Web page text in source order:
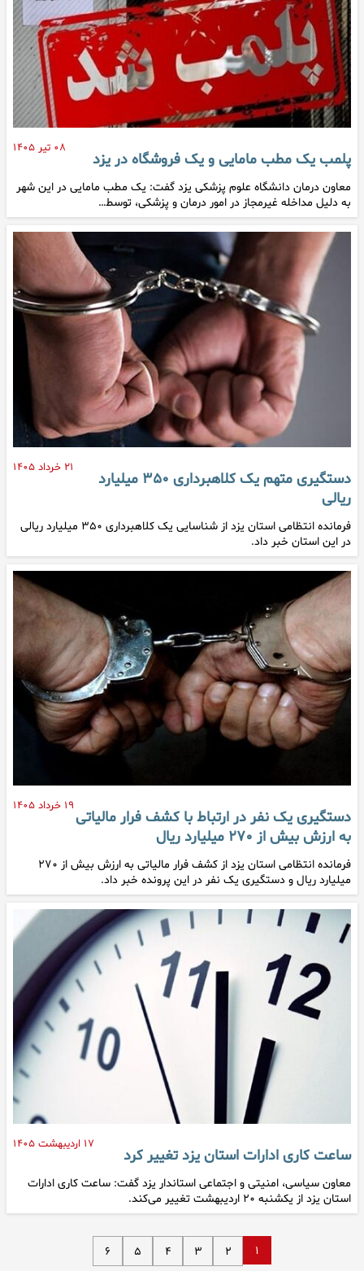
۰۸ تیر ۱۴۰۵
پلمب یک مطب مامایی و یک فروشگاه در یزد
معاون درمان دانشگاه علوم پزشکی یزد گفت: یک مطب مامایی در این شهر
به دلیل مداخله غیرمجاز در امور درمان و پزشکی، توسط…
۲۱ خرداد ۱۴۰۵
دستگیری متهم یک کلاهبرداری ۳۵۰ میلیارد
ریالی
فرمانده انتظامی استان یزد از شناسایی یک کلاهبرداری ۳۵۰ میلیارد ریالی
در این استان خبر داد.
۱۹ خرداد ۱۴۰۵
دستگیری یک نفر در ارتباط با کشف فرار مالیاتی
به ارزش بیش از ۲۷۰ میلیارد ریال
فرمانده انتظامی استان یزد از کشف فرار مالیاتی به ارزش بیش از ۲۷۰
میلیارد ریال و دستگیری یک نفر در این پرونده خبر داد.
۱۷ اردیبهشت ۱۴۰۵
ساعت کاری ادارات استان یزد تغییر کرد
معاون سیاسی، امنیتی و اجتماعی استاندار یزد گفت: ساعت کاری ادارات
استان یزد از یکشنبه ۲۰ اردیبهشت تغییر می‌کند.
۱ ۲ ۳ ۴ ۵ ۶